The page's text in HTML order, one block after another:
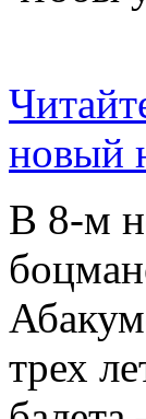
новый
В 8-м
трех